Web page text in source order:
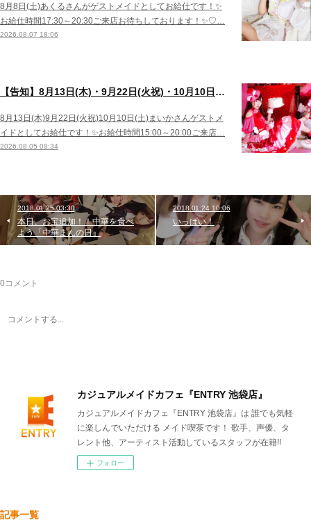
8月8日(土)あくるさんがゲストメイドとしてお給仕です！✨
お給仕時間17:30～20:30ご来店お待ちしております！✨♡…
2026.08.07 18:06
【告知】8月13日(木)・9月22日(火祝)・10月10日(土)ゲスト まいかさん🍓
8月13日(木)9月22日(火祝)10月10日(土)まいかさんゲストメ
イドとしてお給仕です！✨お給仕時間15:00～20:00ご来店…
2026.08.05 08:34
2018.01.25 03:30
本日、お宝追加！！中華を食べ
よう「中華まんの日」
2018.01.24 10:06
いっぱい！
0コメント
カジュアルメイドカフェ『ENTRY 池袋店』
カジュアルメイドカフェ『ENTRY 池袋店』は 誰でも気軽
に楽しんでいただける メイド喫茶です！ 歌手、声優、タ
レント他、アーティスト活動しているスタッフが在籍!!
フォロー
記事一覧